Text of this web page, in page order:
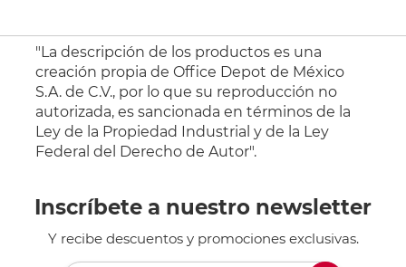
"La descripción de los productos es una
creación propia de Office Depot de México
S.A. de C.V., por lo que su reproducción no
autorizada, es sancionada en términos de la
Ley de la Propiedad Industrial y de la Ley
Federal del Derecho de Autor".
Inscríbete a nuestro newsletter
Y recibe descuentos y promociones exclusivas.